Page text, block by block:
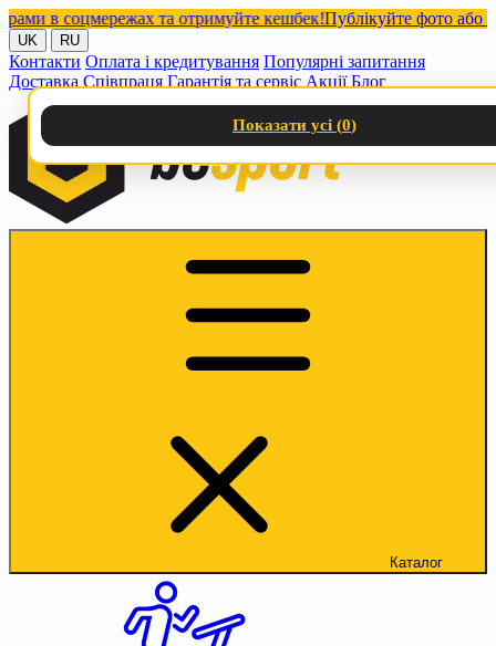
в соцмережах та отримуйте кешбек!Публікуйте фото або
UK RU
Контакти Оплата і кредитування Популярні запитання
Доставка Співпраця Гарантія та сервіс Акції Блог
Каталог
Показати усі (0)